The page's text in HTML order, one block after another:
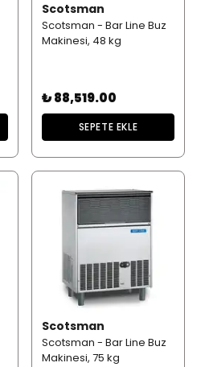
Scotsman
Scotsman - Bar Line Buz
Makinesi, 48 kg
₺ 88,519.00
SEPETE EKLE
Scotsman
Scotsman - Bar Line Buz
Makinesi, 75 kg